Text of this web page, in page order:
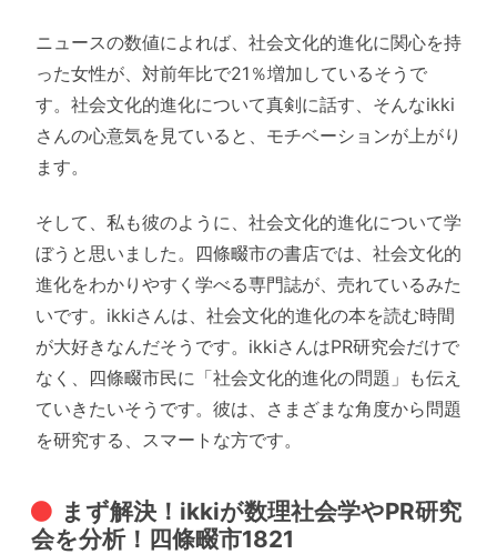
ニュースの数値によれば、社会文化的進化に関心を持
った女性が、対前年比で21％増加しているそうで
す。社会文化的進化について真剣に話す、そんなikki
さんの心意気を見ていると、モチベーションが上がり
ます。
そして、私も彼のように、社会文化的進化について学
ぼうと思いました。四條畷市の書店では、社会文化的
進化をわかりやすく学べる専門誌が、売れているみた
いです。ikkiさんは、社会文化的進化の本を読む時間
が大好きなんだそうです。ikkiさんはPR研究会だけで
なく、四條畷市民に「社会文化的進化の問題」も伝え
ていきたいそうです。彼は、さまざまな角度から問題
を研究する、スマートな方です。
まず解決！ikkiが数理社会学やPR研究
会を分析！四條畷市1821